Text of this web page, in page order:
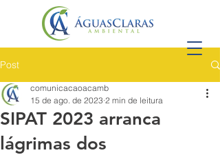
Post
SIPAT 2023 arranca
lágrimas dos
comunicacaoacamb
15 de ago. de 2023 2 min de leitura